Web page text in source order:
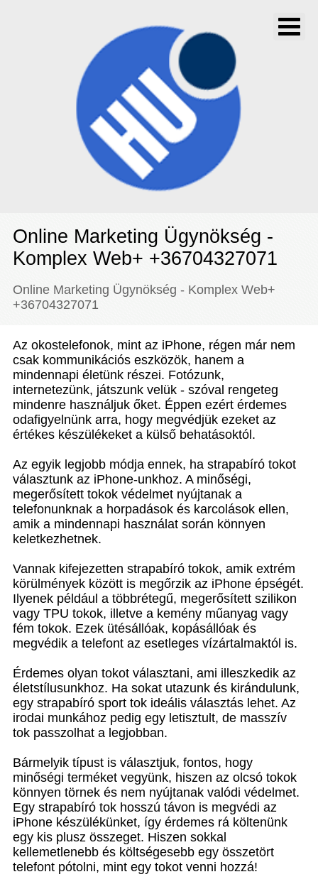
Online Marketing Ügynökség -
Komplex Web+ +36704327071
Online Marketing Ügynökség - Komplex Web+
+36704327071
Az okostelefonok, mint az iPhone, régen már nem
csak kommunikációs eszközök, hanem a
mindennapi életünk részei. Fotózunk,
internetezünk, játszunk velük - szóval rengeteg
mindenre használjuk őket. Éppen ezért érdemes
odafigyelnünk arra, hogy megvédjük ezeket az
értékes készülékeket a külső behatásoktól.
Az egyik legjobb módja ennek, ha strapabíró tokot
választunk az iPhone-unkhoz. A minőségi,
megerősített tokok védelmet nyújtanak a
telefonunknak a horpadások és karcolások ellen,
amik a mindennapi használat során könnyen
keletkezhetnek.
Vannak kifejezetten strapabíró tokok, amik extrém
körülmények között is megőrzik az iPhone épségét.
Ilyenek például a többrétegű, megerősített szilikon
vagy TPU tokok, illetve a kemény műanyag vagy
fém tokok. Ezek ütésállóak, kopásállóak és
megvédik a telefont az esetleges vízártalmaktól is.
Érdemes olyan tokot választani, ami illeszkedik az
életstílusunkhoz. Ha sokat utazunk és kirándulunk,
egy strapabíró sport tok ideális választás lehet. Az
irodai munkához pedig egy letisztult, de masszív
tok passzolhat a legjobban.
Bármelyik típust is választjuk, fontos, hogy
minőségi terméket vegyünk, hiszen az olcsó tokok
könnyen törnek és nem nyújtanak valódi védelmet.
Egy strapabíró tok hosszú távon is megvédi az
iPhone készülékünket, így érdemes rá költenünk
egy kis plusz összeget. Hiszen sokkal
kellemetlenebb és költségesebb egy összetört
telefont pótolni, mint egy tokot venni hozzá!